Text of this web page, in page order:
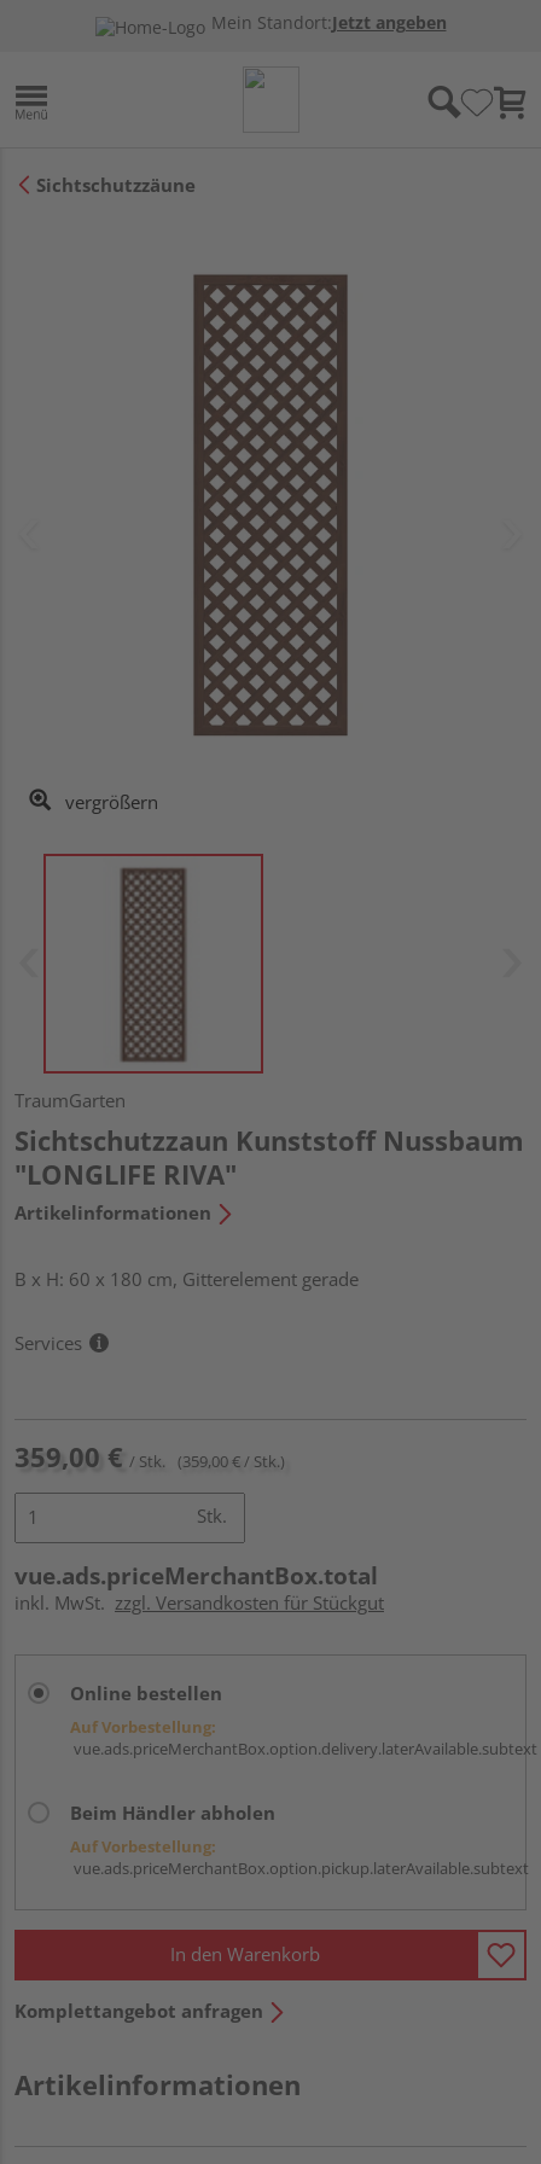
Mein Standort:Jetzt angeben
Sichtschutzzäune
vergrößern
TraumGarten
Sichtschutzzaun Kunststoff Nussbaum
"LONGLIFE RIVA"
Artikelinformationen
B x H: 60 x 180 cm, Gitterelement gerade
Services
359,00 € / Stk. (359,00 € / Stk.)
Stk.
vue.ads.priceMerchantBox.total
inkl. MwSt. zzgl. Versandkosten für Stückgut
Online bestellen
Auf Vorbestellung:
vue.ads.priceMerchantBox.option.delivery.laterAvailable.subtext
Beim Händler abholen
Auf Vorbestellung:
vue.ads.priceMerchantBox.option.pickup.laterAvailable.subtext
In den Warenkorb
Komplettangebot anfragen
Artikelinformationen